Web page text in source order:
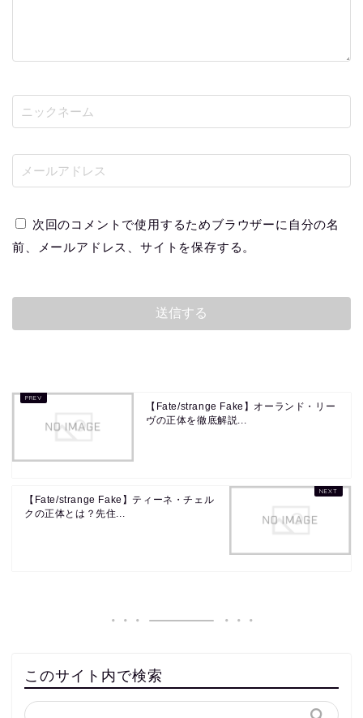
次回のコメントで使用するためブラウザーに自分の名
前、メールアドレス、サイトを保存する。
【Fate/strange Fake】オーランド・リー
ヴの正体を徹底解説...
【Fate/strange Fake】ティーネ・チェル
クの正体とは？先住...
このサイト内で検索